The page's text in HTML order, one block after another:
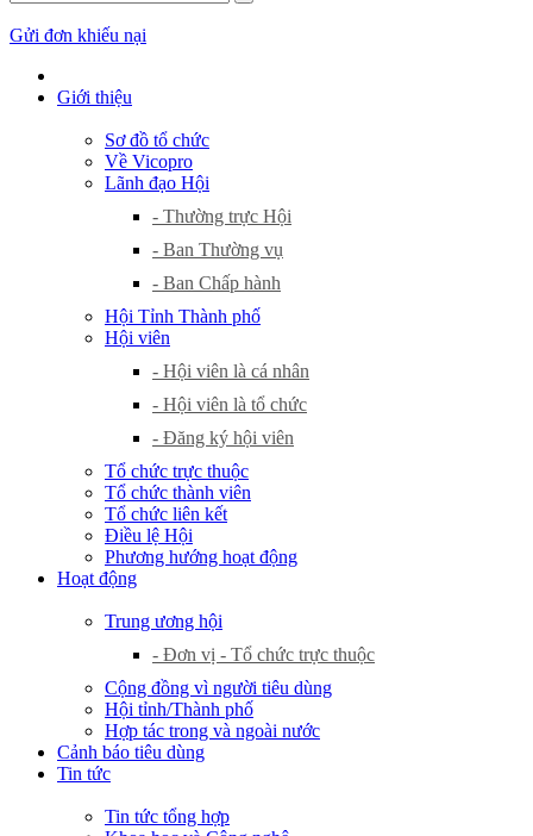
Gửi đơn khiếu nại
Giới thiệu
Sơ đồ tổ chức
Về Vicopro
Lãnh đạo Hội
- Thường trực Hội
- Ban Thường vụ
- Ban Chấp hành
Hội Tỉnh Thành phố
Hội viên
- Hội viên là cá nhân
- Hội viên là tổ chức
- Đăng ký hội viên
Tổ chức trực thuộc
Tổ chức thành viên
Tổ chức liên kết
Điều lệ Hội
Phương hướng hoạt động
Hoạt động
Trung ương hội
- Đơn vị - Tổ chức trực thuộc
Cộng đồng vì người tiêu dùng
Hội tỉnh/Thành phố
Hợp tác trong và ngoài nước
Cảnh báo tiêu dùng
Tin tức
Tin tức tổng hợp